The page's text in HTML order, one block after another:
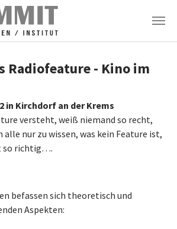
Radiofeature - Kino im
in Kirchdorf an der Krems
versteht, weiß niemand so recht,
nur zu wissen, was kein Feature ist,
so richtig….
befassen sich theoretisch und
Aspekten: